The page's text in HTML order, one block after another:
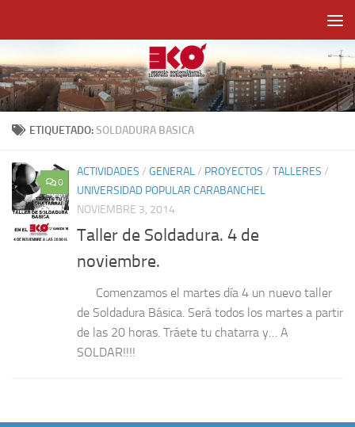
ETIQUETADO:SOLDADURA BASICA
0
ACTIVIDADES / GENERAL/ PROYECTOS / TALLERES /
UNIVERSIDAD POPULAR CARABANCHEL
NOVIEMBRE 3, 2014
Taller de Soldadura. 4 de
noviembre.
Comenzamos el martes día 4 un nuevo taller
de Soldadura Básica. Será todos los martes a partir
de las 20 horas. Tráete tu chatarra y… A
SOLDAR!!!!